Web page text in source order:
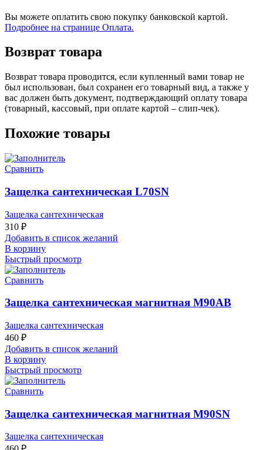
Вы можете оплатить свою покупку банковской картой.
Подробнее на странице Оплата.
Возврат товара
Возврат товара проводится, если купленный вами товар не
был использован, был сохранен его товарный вид, а также у
вас должен быть документ, подтверждающий оплату товара
(товарный, кассовый, при оплате картой – слип-чек).
Похожие товары
Сравнить
Защелка сантехническая L70SN
Защелка сантехническая
310 ₽
Добавить в список желаний
В корзину
Быстрый просмотр
Сравнить
Защелка сантехническая магнитная M90AB
Защелка сантехническая
460 ₽
Добавить в список желаний
В корзину
Быстрый просмотр
Сравнить
Защелка сантехническая магнитная M90SN
Защелка сантехническая